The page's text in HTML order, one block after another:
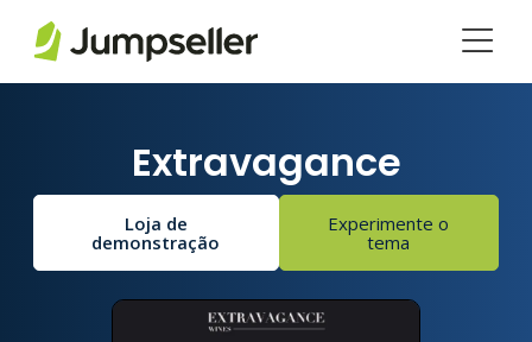
Extravagance
Loja de
demonstração
Experimente o
tema